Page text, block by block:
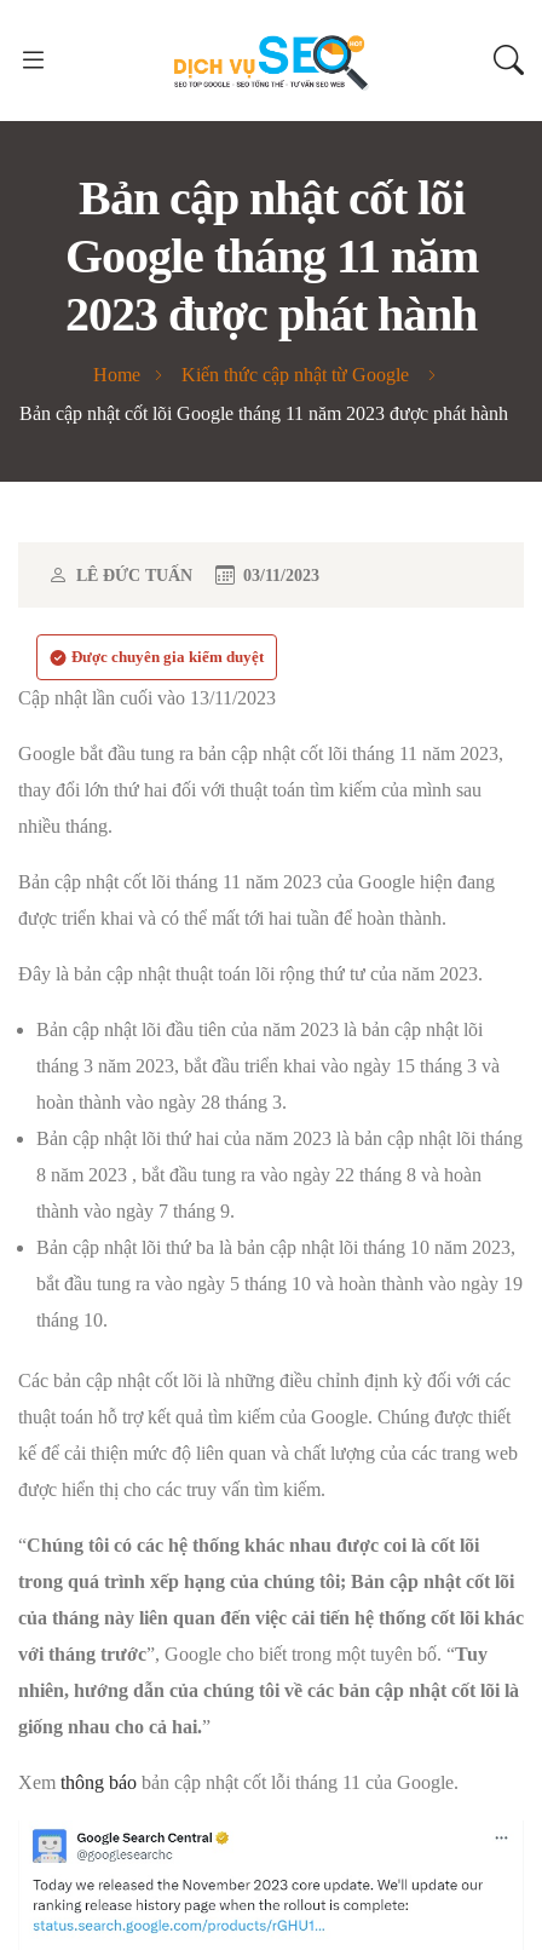
Bản cập nhật cốt lõi
Google tháng 11 năm
2023 được phát hành
Home
Kiến thức cập nhật từ Google
Bản cập nhật cốt lõi Google tháng 11 năm 2023 được phát hành
LÊ ĐỨC TUẤN 03/11/2023
Được chuyên gia kiểm duyệt
Cập nhật lần cuối vào 13/11/2023
Google bắt đầu tung ra bản cập nhật cốt lõi tháng 11 năm 2023,
thay đổi lớn thứ hai đối với thuật toán tìm kiếm của mình sau
nhiều tháng.
Bản cập nhật cốt lõi tháng 11 năm 2023 của Google hiện đang
được triển khai và có thể mất tới hai tuần để hoàn thành.
Đây là bản cập nhật thuật toán lõi rộng thứ tư của năm 2023.
Bản cập nhật lõi đầu tiên của năm 2023 là bản cập nhật lõi
tháng 3 năm 2023, bắt đầu triển khai vào ngày 15 tháng 3 và
hoàn thành vào ngày 28 tháng 3.
Bản cập nhật lõi thứ hai của năm 2023 là bản cập nhật lõi tháng
8 năm 2023 , bắt đầu tung ra vào ngày 22 tháng 8 và hoàn
thành vào ngày 7 tháng 9.
Bản cập nhật lõi thứ ba là bản cập nhật lõi tháng 10 năm 2023,
bắt đầu tung ra vào ngày 5 tháng 10 và hoàn thành vào ngày 19
tháng 10.
Các bản cập nhật cốt lõi là những điều chỉnh định kỳ đối với các
thuật toán hỗ trợ kết quả tìm kiếm của Google. Chúng được thiết
kế để cải thiện mức độ liên quan và chất lượng của các trang web
được hiển thị cho các truy vấn tìm kiếm.
“Chúng tôi có các hệ thống khác nhau được coi là cốt lõi
trong quá trình xếp hạng của chúng tôi; Bản cập nhật cốt lõi
của tháng này liên quan đến việc cải tiến hệ thống cốt lõi khác
với tháng trước”, Google cho biết trong một tuyên bố. “Tuy
nhiên, hướng dẫn của chúng tôi về các bản cập nhật cốt lõi là
giống nhau cho cả hai.”
Xem thông báo bản cập nhật cốt lỗi tháng 11 của Google.